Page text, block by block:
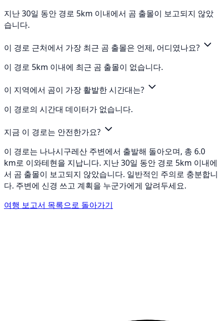
지난 30일 동안 경로 5km 이내에서 곰 출몰이 보고되지 않았
습니다.
이 경로 근처에서 가장 최근 곰 출몰은 언제, 어디였나요?
이 경로 5km 이내에 최근 곰 출몰이 없습니다.
이 지역에서 곰이 가장 활발한 시간대는?
이 경로의 시간대 데이터가 없습니다.
지금 이 경로는 안전한가요?
이 경로는 나나시구레산 주변에서 출발해 돌아오며, 총 6.0
km로 이와테현을 지납니다. 지난 30일 동안 경로 5km 이내에
서 곰 출몰이 보고되지 않았습니다. 일반적인 주의로 충분합니
다. 주변에 신경 쓰고 계획을 누군가에게 알려두세요.
여행 보고서 목록으로 돌아가기